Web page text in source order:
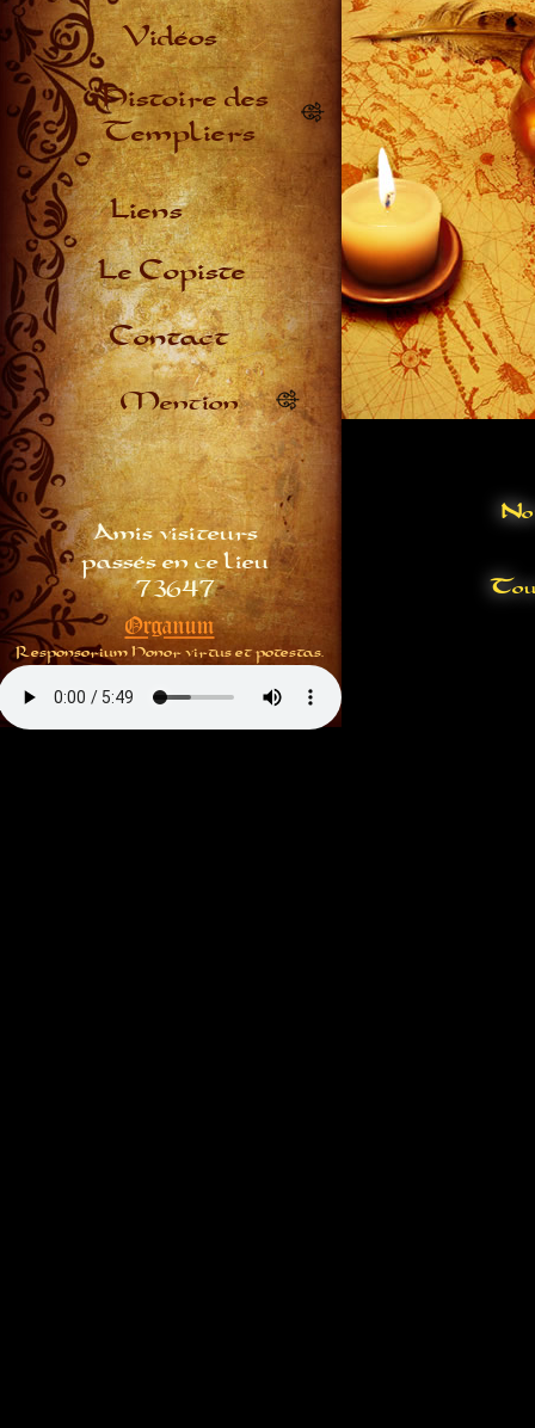
Vidéos
Histoire des
Templiers
Liens
Le Copiste
Contact
Mention
Amis visiteurs
passés en ce lieu
73647
Organum
Responsorium Honor virtus et potestas.
N
T